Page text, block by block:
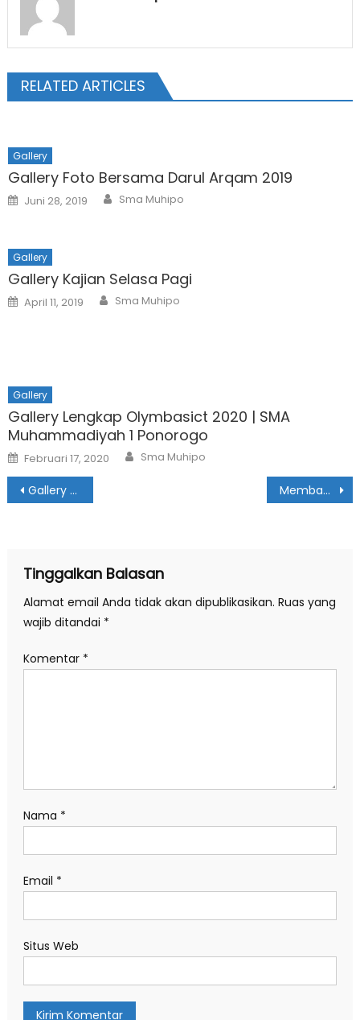
RELATED ARTICLES
Gallery
Gallery Foto Bersama Darul Arqam 2019
Posted
on
Juni 28, 2019 Author
Sma Muhipo
Gallery
Gallery Kajian Selasa Pagi
Posted
on
April 11, 2019 Author
Sma Muhipo
Gallery
Gallery Lengkap Olymbasict 2020 | SMA
Muhammadiyah 1 Ponorogo
Posted
on
Februari 17, 2020 Author
Sma Muhipo
Navigasi
Gallery Milad Muhipo Ke 61 Membanggakan, Siswa SMA Muhipo Raih Juara 2 Olimpiade Matematika di Social Science Airlangga Competition
Tinggalkan Balasan
Alamat email Anda tidak akan dipublikasikan. Ruas yang
wajib ditandai *
Komentar *
Nama *
Email *
Situs Web